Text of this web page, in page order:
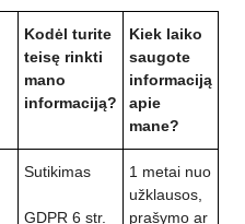
Kodėl turite
teisę rinkti
mano
informaciją?
Kiek laiko
saugote
informaciją
apie
mane?
Sutikimas
GDPR 6 str.
1 metai nuo
užklausos,
prašymo ar